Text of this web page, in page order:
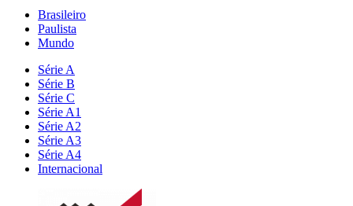
Brasileiro
Paulista
Mundo
Série A
Série B
Série C
Série A1
Série A2
Série A3
Série A4
Internacional